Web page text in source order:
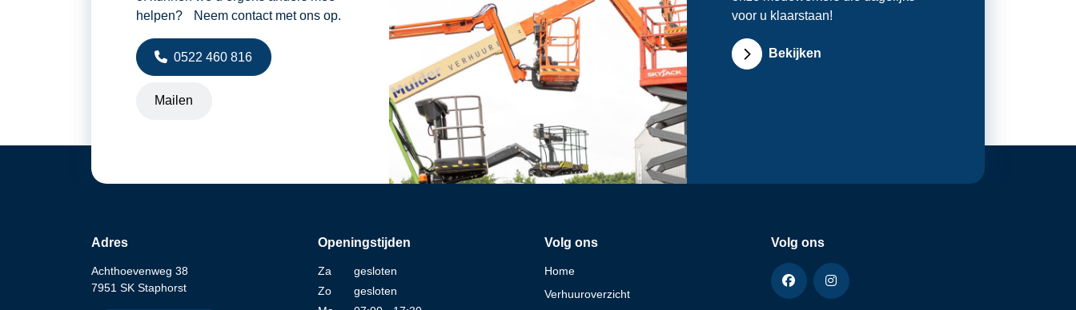
helpen? Neem contact met ons op.
0522 460 816
Mailen
voor u klaarstaan!
Bekijken
Adres
Achthoevenweg 38
7951 SK Staphorst
Openingstijden
Za
gesloten
Zo
gesloten
Volg ons
Home
Verhuuroverzicht
Volg ons